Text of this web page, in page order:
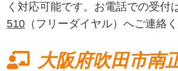
く対応可能です。お電話での受付
510 （フリーダイヤル）へご連絡く
大阪府吹田市南